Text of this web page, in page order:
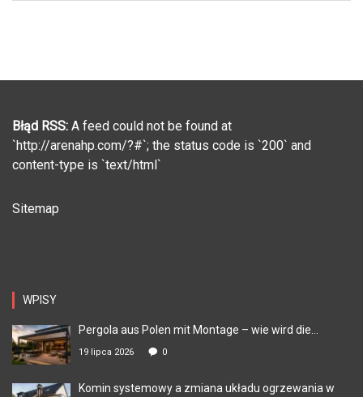
Błąd RSS: A feed could not be found at
`http://arenahp.com/?#`; the status code is `200` and
content-type is `text/html`
Sitemap
WPISY
Pergola aus Polen mit Montage – wie wird die...
19 lipca 2026 0
Komin systemowy a zmiana układu ogrzewania w